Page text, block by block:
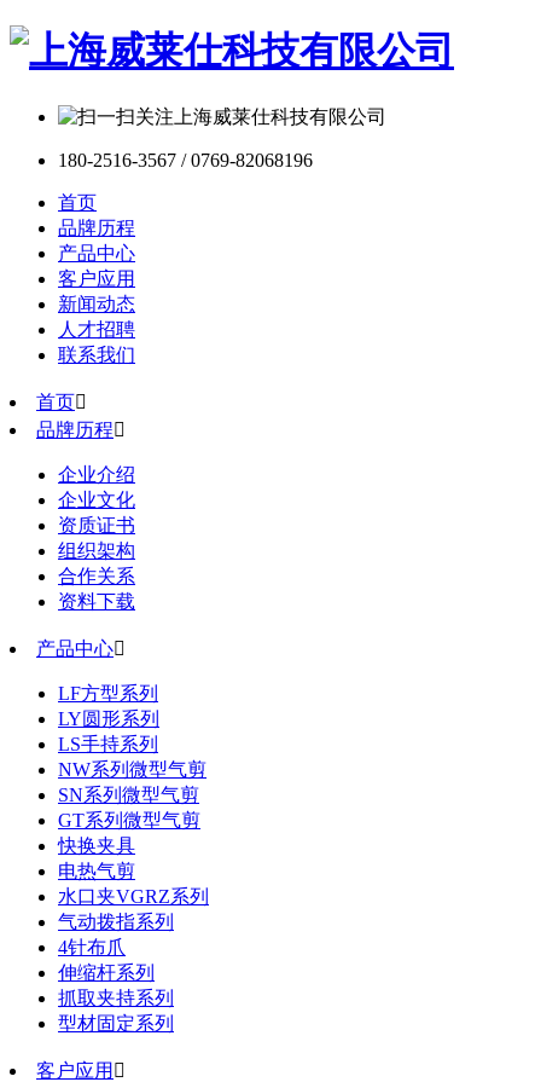
180-2516-3567 / 0769-82068196
首页
品牌历程
产品中心
客户应用
新闻动态
人才招聘
联系我们
首页
品牌历程
企业介绍
企业文化
资质证书
组织架构
合作关系
资料下载
产品中心
LF方型系列
LY圆形系列
LS手持系列
NW系列微型气剪
SN系列微型气剪
GT系列微型气剪
快换夹具
电热气剪
水口夹VGRZ系列
气动拨指系列
4针布爪
伸缩杆系列
抓取夹持系列
型材固定系列
客户应用 